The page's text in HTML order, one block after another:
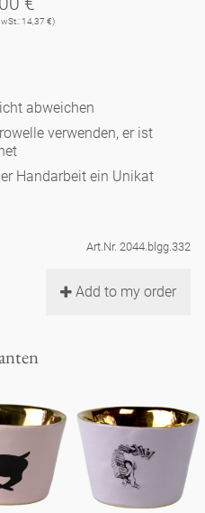
Musiker
Musiker
'Glam'
- weiß
- weiß
'de Luxe'
- weiß
Luxe'
Käfig
Luxe'
Luxe'
DasAlice
Duft
14,37 €)
abweichen
verwenden, er ist
Handarbeit ein Unikat
Art.Nr. 2044.blgg.332
Add to my order